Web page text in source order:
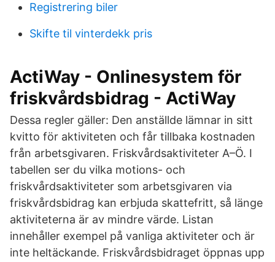
Registrering biler
Skifte til vinterdekk pris
ActiWay - Onlinesystem för
friskvårdsbidrag - ActiWay
Dessa regler gäller: Den anställde lämnar in sitt
kvitto för aktiviteten och får tillbaka kostnaden
från arbetsgivaren. Friskvårdsaktiviteter A–Ö. I
tabellen ser du vilka motions- och
friskvårdsaktiviteter som arbetsgivaren via
friskvårdsbidrag kan erbjuda skattefritt, så länge
aktiviteterna är av mindre värde. Listan
innehåller exempel på vanliga aktiviteter och är
inte heltäckande. Friskvårdsbidraget öppnas upp